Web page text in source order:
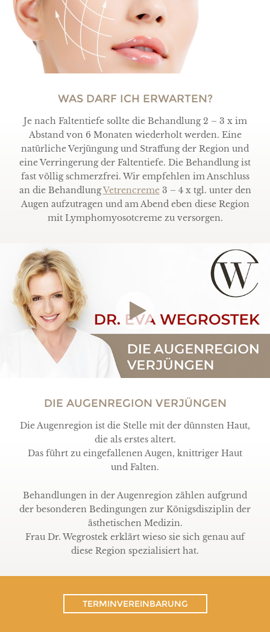
WAS DARF ICH ERWARTEN?
Je nach Faltentiefe sollte die Behandlung 2 – 3 x im
Abstand von 6 Monaten wiederholt werden. Eine
natürliche Verjüngung und Straffung der Region und
eine Verringerung der Faltentiefe. Die Behandlung ist
fast völlig schmerzfrei. Wir empfehlen im Anschluss
an die BehandlungVetrencreme3 – 4 x tgl. unter den
Augen aufzutragen und am Abend eben diese Region
mit Lymphomyosotcreme zu versorgen.
DIE AUGENREGION VERJÜNGEN
Die Augenregion ist die Stelle mit der dünnsten Haut,
die als erstes altert.
Das führt zu eingefallenen Augen, knittriger Haut
und Falten.
Behandlungen in der Augenregion zählen aufgrund
der besonderen Bedingungen zur Königsdisziplin der
ästhetischen Medizin.
Frau Dr. Wegrostek erklärt wieso sie sich genau auf
diese Region spezialisiert hat.
TERMINVEREINBARUNG